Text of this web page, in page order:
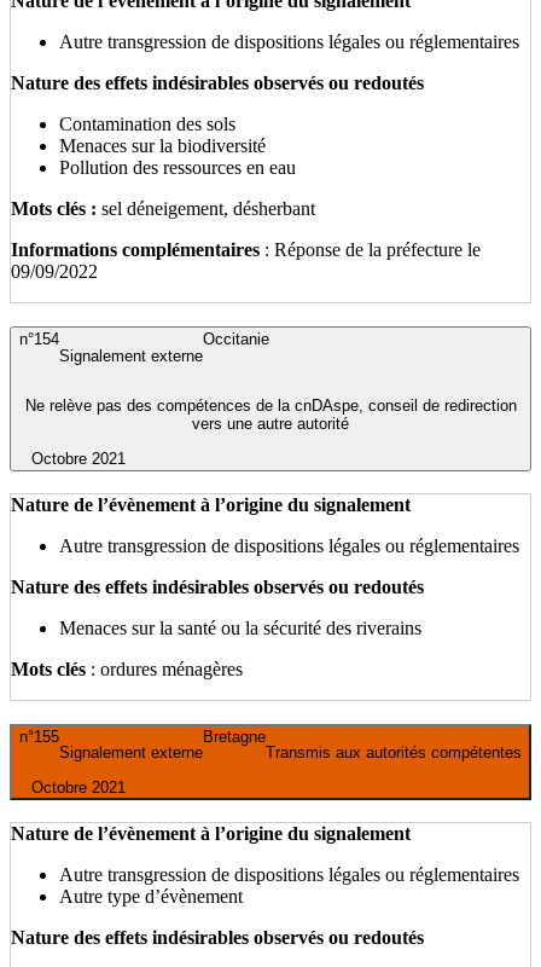
Autre transgression de dispositions légales ou réglementaires
Nature des effets indésirables observés ou redoutés
Contamination des sols
Menaces sur la biodiversité
Pollution des ressources en eau
Mots clés : sel déneigement, désherbant
Informations complémentaires : Réponse de la préfecture le
09/09/2022
Octobre 2021
Ne relève pas des compétences de la cnDAspe, conseil de redirection
vers une autre autorité
Occitanie
Signalement externe
n°154
Nature de l’évènement à l’origine du signalement
Autre transgression de dispositions légales ou réglementaires
Nature des effets indésirables observés ou redoutés
Menaces sur la santé ou la sécurité des riverains
Mots clés : ordures ménagères
Octobre 2021
Transmis aux autorités compétentes
Bretagne
Signalement externe
n°155
Nature de l’évènement à l’origine du signalement
Autre transgression de dispositions légales ou réglementaires
Autre type d’évènement
Nature des effets indésirables observés ou redoutés